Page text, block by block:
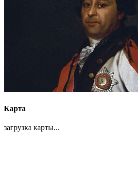
Карта
загрузка карты...